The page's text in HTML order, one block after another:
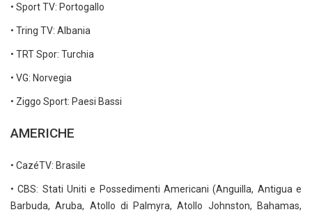
• Sport TV: Portogallo
• Tring TV: Albania
• TRT Spor: Turchia
• VG: Norvegia
• Ziggo Sport: Paesi Bassi
AMERICHE
• CazéTV: Brasile
• CBS: Stati Uniti e Possedimenti Americani (Anguilla, Antigua e
Barbuda, Aruba, Atollo di Palmyra, Atollo Johnston, Bahamas,